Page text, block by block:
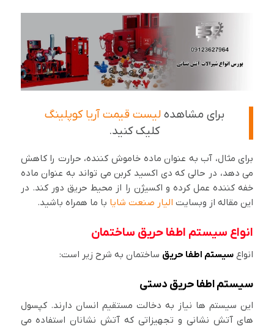
برای مشاهدهلیست قیمت آریا کوپلینگ
کلیک کنید.
برای مثال، آب به عنوان ماده خاموش کننده، حرارت را کاهش
می دهد، در حالی که دی اکسید کربن می تواند به عنوان ماده
خفه کننده عمل کرده و اکسیژن را از محیط حریق دور کند. در
این مقاله از وبسایت الیار صنعت شایا با ما همراه باشید.
انواع سیستم اطفا حریق ساختمان
انواع سیستم اطفا حریق ساختمان به شرح زیر است:
سیستم اطفا حریق دستی
این سیستم ها نیاز به دخالت مستقیم انسان دارند. کپسول
های آتش نشانی و تجهیزاتی که آتش نشانان استفاده می